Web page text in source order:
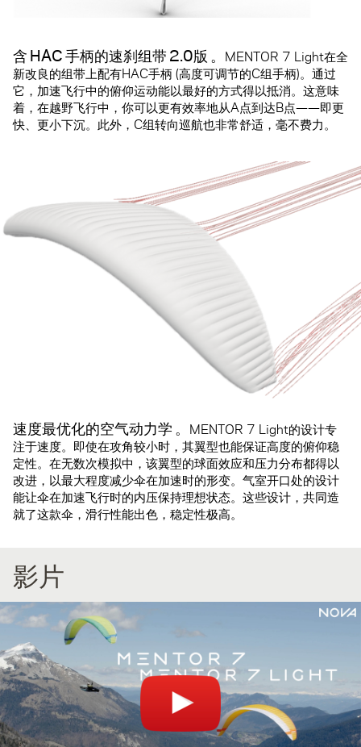
含 HAC手柄的速刹组带2.0版
MENTOR 7 Light在全
新改良的组带上配有HAC手柄 (高度可调节的C组手柄)。通过
它，加速飞行中的俯仰运动能以最好的方式得以抵消。这意味
着，在越野飞行中，你可以更有效率地从A点到达B点——即更
快、更小下沉。此外，C组转向巡航也非常舒适，毫不费力。
速度最优化的空气动力学
MENTOR 7 Light的设计专
注于速度。即使在攻角较小时，其翼型也能保证高度的俯仰稳
定性。在无数次模拟中，该翼型的球面效应和压力分布都得以
改进，以最大程度减少伞在加速时的形变。气室开口处的设计
能让伞在加速飞行时的内压保持理想状态。这些设计，共同造
就了这款伞，滑行性能出色，稳定性极高。
影片